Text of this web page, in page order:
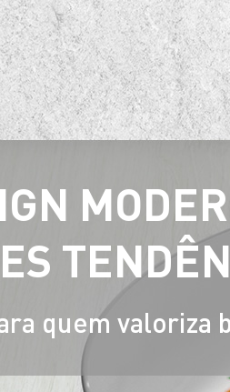
quem valoriza